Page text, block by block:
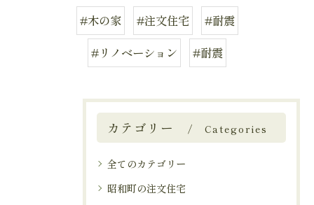
#木の家 #注文住宅
#耐震
#リノベーション
#耐震
カテゴリー Categories
全てのカテゴリー
昭和町の注文住宅